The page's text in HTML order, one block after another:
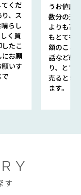
くだ
、ス
らし
く買
たこ
にお願
いす
うお値段
数分の査
よりも高
もとても
額のこと
話など細
り、とて
売るとき
ます。
す